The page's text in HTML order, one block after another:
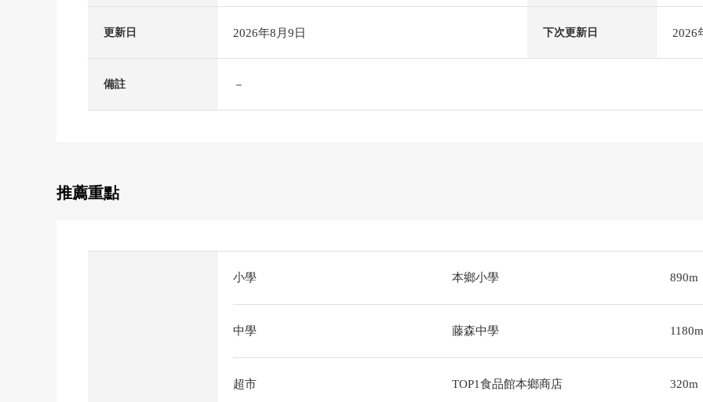
更新日 2026年8月9日 下次更新日 2026
備註 －
推薦重點
小學 本鄉小學 890m
中學 藤森中學 1180m
超市 TOP1食品館本鄉商店 320m